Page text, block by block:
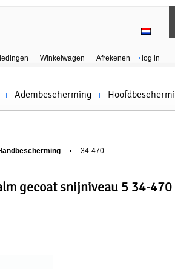
log in
Afrekenen
Winkelwagen
Adembescherming
34-470
gecoat snijniveau 5 34-470